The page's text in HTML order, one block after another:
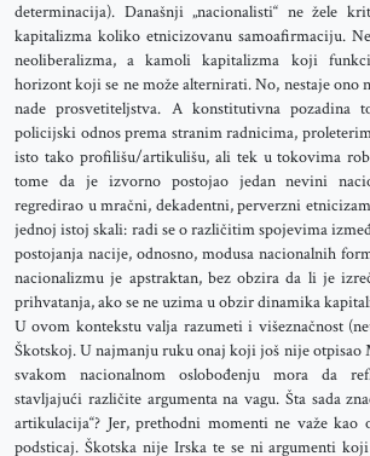
determinacija). Današnji „nacionalisti“ ne žele
kapitalizma koliko etnicizovanu samoafirmaciju.
neoliberalizma, a kamoli kapitalizma koji
horizont koji se ne može alternirati. No, nestaje ono
nade prosvetiteljstva. A konstitutivna pozadina
policijski odnos prema stranim radnicima,
isto tako profilišu/artikulišu, ali tek u tokovima
tome da je izvorno postojao jedan nevini
regredirao u mračni, dekadentni, perverzni
jednoj istoj skali: radi se o različitim spojevima
postojanja nacije, odnosno, modusa nacionalnih
nacionalizmu je apstraktan, bez obzira da li je
prihvatanja, ako se ne uzima u obzir dinamika
U ovom kontekstu valja razumeti i višeznačnost
Škotskoj. U najmanju ruku onaj koji još nije otpisao
svakom nacionalnom oslobođenju mora da
stavljajući različite argumenta na vagu. Šta sada
artikulacija“? Jer, prethodni momenti ne važe kao
podsticaj. Škotska nije Irska te se ni argumenti